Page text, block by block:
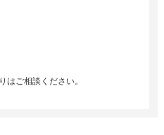
ご相談ください。